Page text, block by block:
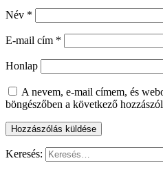
Név *
E-mail cím *
Honlap
A nevem, e-mail címem, és
böngészőben a következő
Keresés: